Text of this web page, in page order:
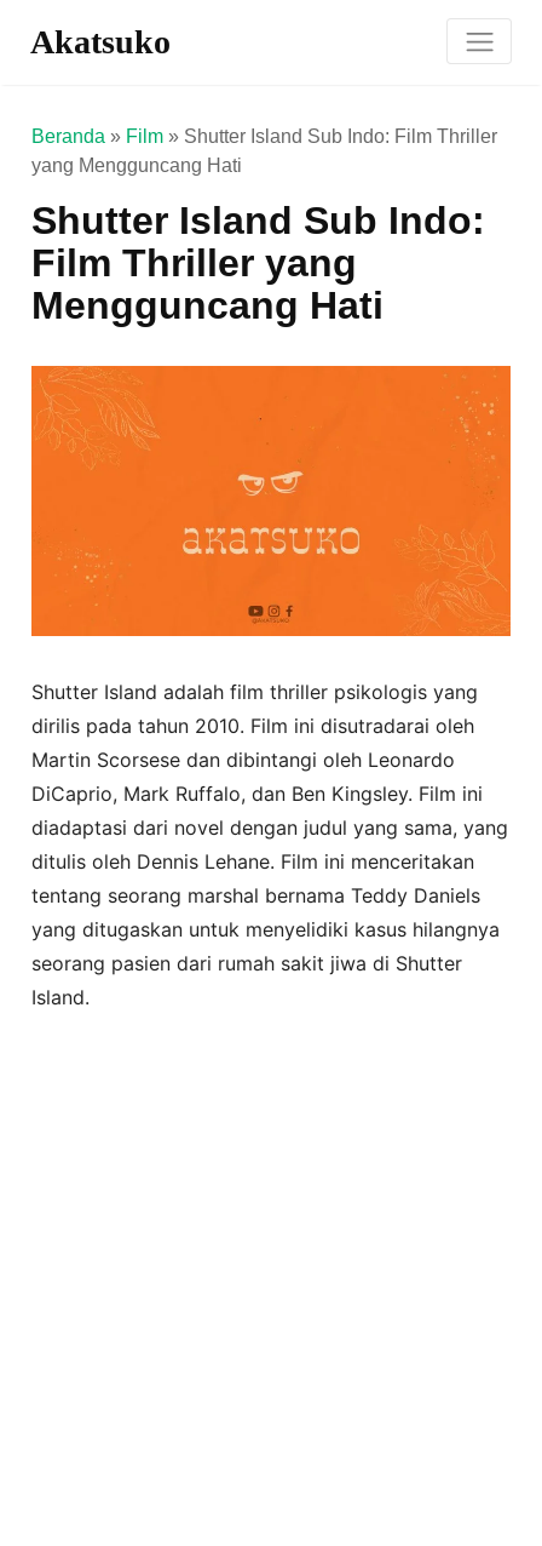
Akatsuko
Beranda » Film » Shutter Island Sub Indo: Film Thriller
yang Mengguncang Hati
Shutter Island Sub Indo:
Film Thriller yang
Mengguncang Hati
Shutter Island adalah film thriller psikologis yang
dirilis pada tahun 2010. Film ini disutradarai oleh
Martin Scorsese dan dibintangi oleh Leonardo
DiCaprio, Mark Ruffalo, dan Ben Kingsley. Film ini
diadaptasi dari novel dengan judul yang sama, yang
ditulis oleh Dennis Lehane. Film ini menceritakan
tentang seorang marshal bernama Teddy Daniels
yang ditugaskan untuk menyelidiki kasus hilangnya
seorang pasien dari rumah sakit jiwa di Shutter
Island.